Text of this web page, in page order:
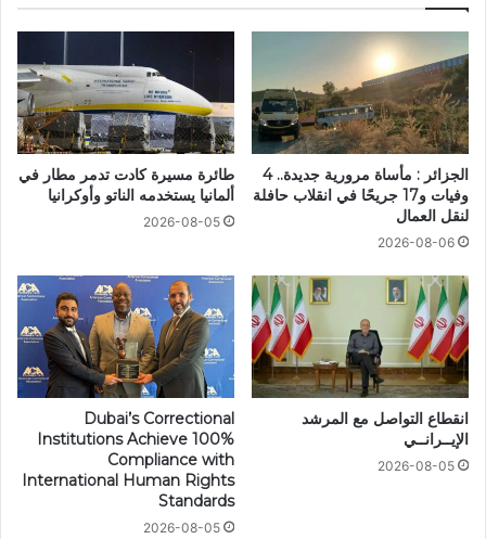
الجزائر : مأساة مرورية جديدة.. 4
وفيات و17 جريحًا في انقلاب حافلة
لنقل العمال
2026-08-06
طائرة مسيرة كادت تدمر مطار في
ألمانيا يستخدمه الناتو وأوكرانيا
2026-08-05
انقطاع التواصل مع المرشد
الإيــرانــي
2026-08-05
Dubai’s Correctional
Institutions Achieve 100%
Compliance with
International Human Rights
Standards
2026-08-05